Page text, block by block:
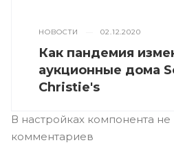
НОВОСТИ 02.12.2020
Как пандемия
аукционные дома
Christie's
В настройках компонента
комментариев